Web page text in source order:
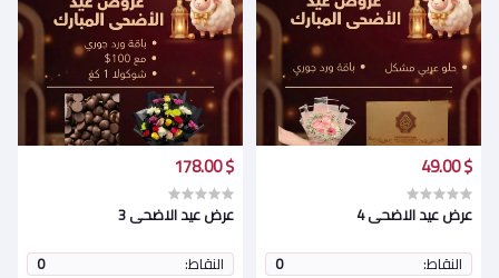
$ 49.00
عرض عيد الاضحى 4
النقاط:
0
$ 178.00
عرض عيد الاضحى 3
النقاط:
0